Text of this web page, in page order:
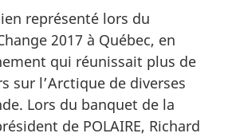
représenté lors du
2017 à Québec, en
qui réunissait plus de
sur l’Arctique de diverses
Lors du banquet de la
de POLAIRE, Richard